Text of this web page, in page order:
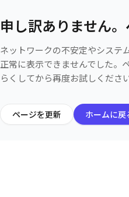
申し訳ありません
ネットワークの不安定やシステ
正常に表示できませんでした。
らくしてから再度お試しください
ページを更新 ホームに戻